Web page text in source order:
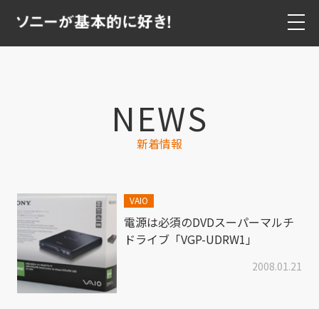
NEWS
新着情報
VAIO
電源は必須のDVDスーパーマルチ
ドライブ「VGP-UDRW1」
2008.01.21